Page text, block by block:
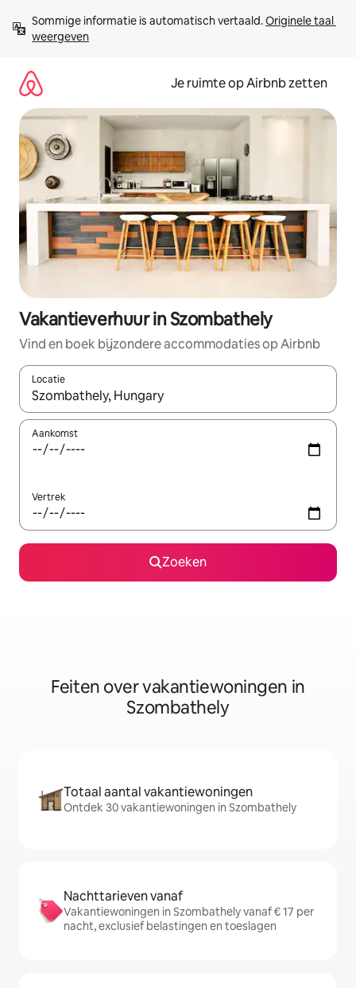
direct
naar
Sommige informatie is automatisch vertaald. Originele taal
weergeven
Je ruimte op Airbnb zetten
Vakantieverhuur in Szombathely
Vind en boek bijzondere accommodaties op Airbnb
Locatie
Wanneer er suggesties beschikbaar zijn, maak je een keuze
Aankomst
Vertrek
Zoeken
Feiten over vakantiewoningen in
Szombathely
Totaal aantal vakantiewoningen
Ontdek 30 vakantiewoningen in Szombathely
Nachttarieven vanaf
Vakantiewoningen in Szombathely vanaf € 17 per
nacht, exclusief belastingen en toeslagen